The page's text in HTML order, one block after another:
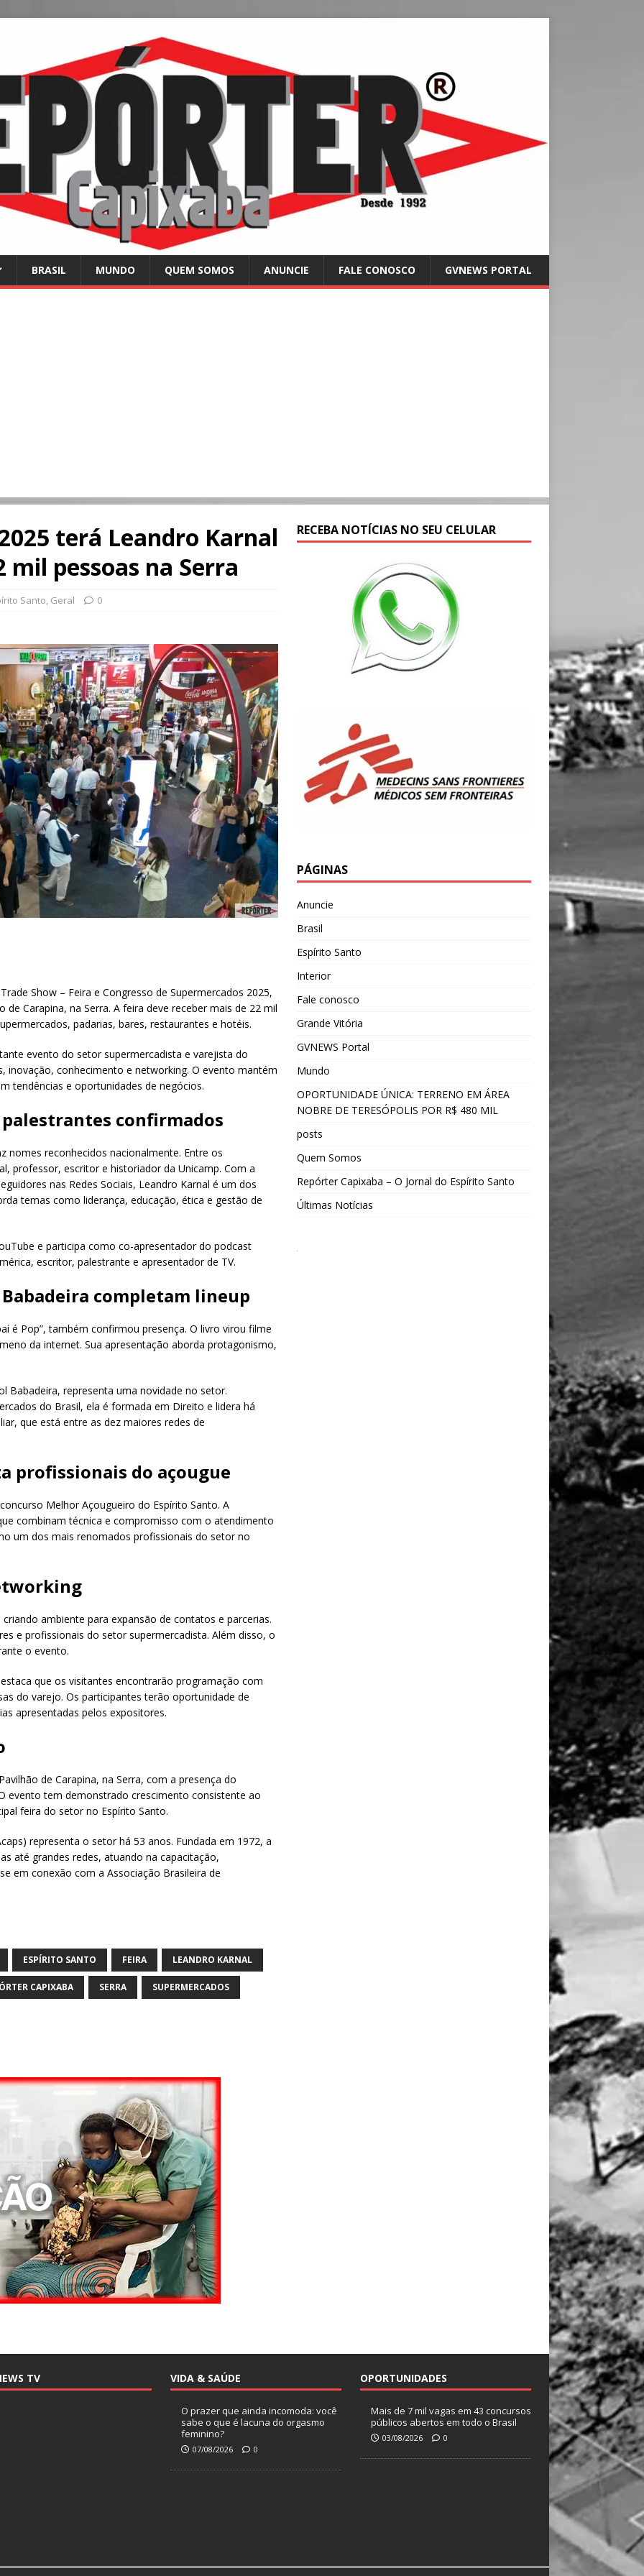
BRASIL MUNDO QUEM SOMOS ANUNCIE FALE CONOSCO GVNEWS PORTAL
terá Leandro Karnal
mil pessoas na Serra
Santo, Geral 0
Show – Feira e Congresso de Supermercados 2025,
Carapina, na Serra. A feira deve receber mais de 22 mil
padarias, bares, restaurantes e hotéis.
evento do setor supermercadista e varejista do
inovação, conhecimento e networking. O evento mantém
tendências e oportunidades de negócios.
confirmados
nomes reconhecidos nacionalmente. Entre os
professor, escritor e historiador da Unicamp. Com a
nas Redes Sociais, Leandro Karnal é um dos
temas como liderança, educação, ética e gestão de
e participa como co-apresentador do podcast
escritor, palestrante e apresentador de TV.
completam lineup
é Pop”, também confirmou presença. O livro virou filme
da internet. Sua apresentação aborda protagonismo,
Babadeira, representa uma novidade no setor.
do Brasil, ela é formada em Direito e lidera há
que está entre as dez maiores redes de
profissionais do açougue
Melhor Açougueiro do Espírito Santo. A
combinam técnica e compromisso com o atendimento
um dos mais renomados profissionais do setor no
ambiente para expansão de contatos e parcerias.
e profissionais do setor supermercadista. Além disso, o
o evento.
que os visitantes encontrarão programação com
do varejo. Os participantes terão oportunidade de
apresentadas pelos expositores.
de Carapina, na Serra, com a presença do
evento tem demonstrado crescimento consistente ao
feira do setor no Espírito Santo.
representa o setor há 53 anos. Fundada em 1972, a
até grandes redes, atuando na capacitação,
em conexão com a Associação Brasileira de
ESPÍRITO SANTO FEIRA LEANDRO KARNAL
CAPIXABA SERRA SUPERMERCADOS
RECEBA NOTÍCIAS NO SEU CELULAR
PÁGINAS
Anuncie
Brasil
Espírito Santo
Interior
Fale conosco
Grande Vitória
GVNEWS Portal
Mundo
OPORTUNIDADE ÚNICA: TERRENO EM ÁREA
NOBRE DE TERESÓPOLIS POR R$ 480 MIL
posts
Quem Somos
Repórter Capixaba – O Jornal do Espírito Santo
Últimas Notícias
TV VIDA & SAÚDE
O prazer que ainda incomoda: você
sabe o que é lacuna do orgasmo
feminino?
07/08/2026 0
OPORTUNIDADES
Mais de 7 mil vagas em 43 concursos
públicos abertos em todo o Brasil
03/08/2026 0